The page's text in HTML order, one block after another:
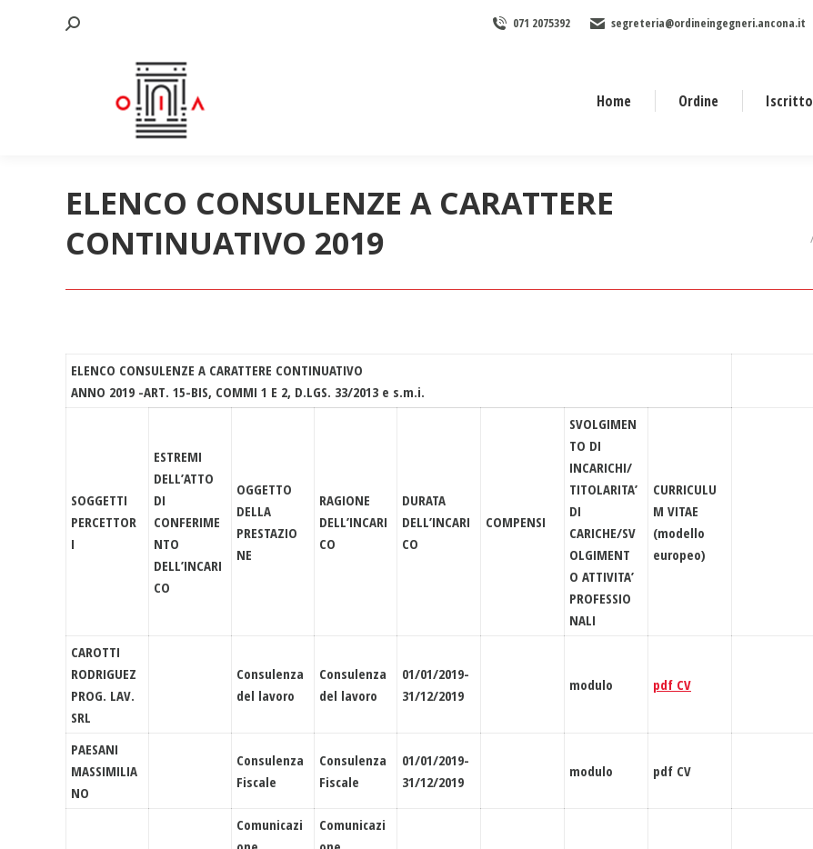
Cerca: 071 2075392 segreteria@ordineingegneri.ancona.it
Home Ordine Iscritto
ELENCO CONSULENZE A CARATTERE
CONTINUATIVO 2019
ELENCO CONSULENZE A CARATTERE CONTINUATIVO
ANNO 2019 -ART. 15-BIS, COMMI 1 E 2, D.LGS. 33/2013 e s.m.i.
SOGGETTI
PERCETTOR
I
ESTREMI
DELL’ATTO
DI
CONFERIME
NTO
DELL’INCARI
CO
OGGETTO
DELLA
PRESTAZIO
NE
RAGIONE
DELL’INCARI
CO
DURATA
DELL’INCARI
CO
COMPENSI
SVOLGIMEN
TO DI
INCARICHI/
TITOLARITA’
DI
CARICHE/SV
OLGIMENT
O ATTIVITA’
PROFESSIO
NALI
CURRICULU
M VITAE
(modello
europeo)
CAROTTI
RODRIGUEZ
PROG. LAV.
SRL
Consulenza
del lavoro
Consulenza
del lavoro
01/01/2019-
31/12/2019
modulo pdf CV
PAESANI
MASSIMILIA
NO
Consulenza
Fiscale
Consulenza
Fiscale
01/01/2019-
31/12/2019
modulo pdf CV
Comunicazi
Comunicazi